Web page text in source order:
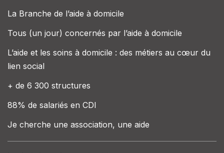
La Branche de l’aide à domicile
Tous (un jour) concernés par l’aide à domicile
L’aide et les soins à domicile : des métiers au cœur du
lien social
+ de 6 300 structures
88% de salariés en CDI
Je cherche une association, une aide